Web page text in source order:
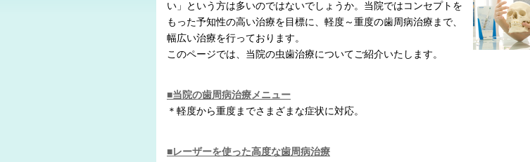
い」という方は多いのではないでしょうか。当院ではコンセプトを
もった予知性の高い治療を目標に、軽度～重度の歯周病治療まで、
幅広い治療を行っております。
このページでは、当院の虫歯治療についてご紹介いたします。
■当院の歯周病治療メニュー
＊軽度から重度までさまざまな症状に対応。
■レーザーを使った高度な歯周病治療